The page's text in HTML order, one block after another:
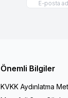
Önemli Bilgiler
KVKK Aydınlatma